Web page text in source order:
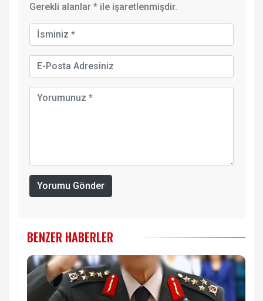
Gerekli alanlar * ile işaretlenmişdir.
Yorumu Gönder
BENZER HABERLER